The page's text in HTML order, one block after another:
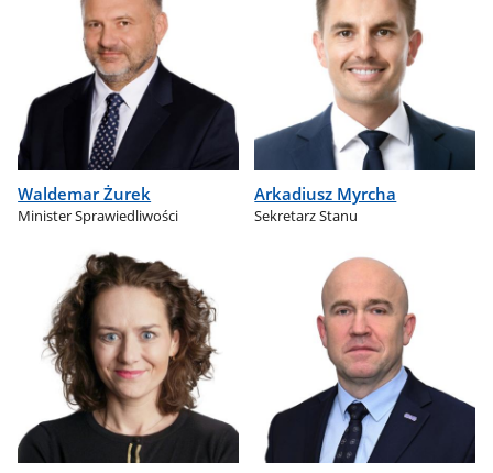
Waldemar Żurek
Minister Sprawiedliwości
Arkadiusz Myrcha
Sekretarz Stanu